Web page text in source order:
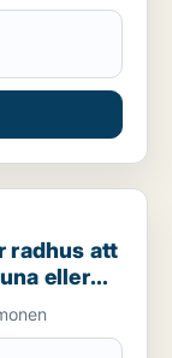
hyra i Upplands
radhus att
eller